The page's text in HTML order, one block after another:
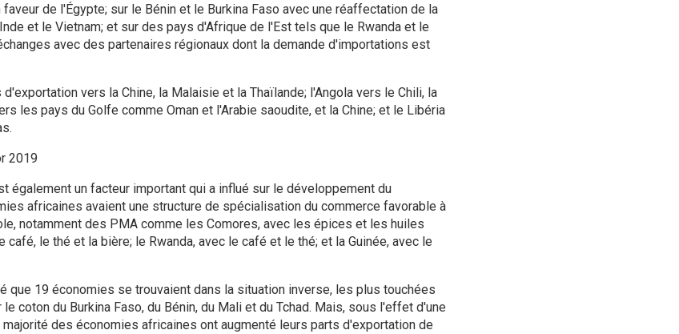
de l'Égypte; sur le Bénin et le Burkina Faso avec une réaffectation de la
et le Vietnam; et sur des pays d'Afrique de l'Est tels que le Rwanda et le
avec des partenaires régionaux dont la demande d'importations est
vers la Chine, la Malaisie et la Thaïlande; l'Angola vers le Chili, la
les pays du Golfe comme Oman et l'Arabie saoudite, et la Chine; et le Libéria
2019
également un facteur important qui a influé sur le développement du
africaines avaient une structure de spécialisation du commerce favorable à
notamment des PMA comme les Comores, avec les épices et les huiles
le thé et la bière; le Rwanda, avec le café et le thé; et la Guinée, avec le
que 19 économies se trouvaient dans la situation inverse, les plus touchées
coton du Burkina Faso, du Bénin, du Mali et du Tchad. Mais, sous l'effet d'une
des économies africaines ont augmenté leurs parts d'exportation de